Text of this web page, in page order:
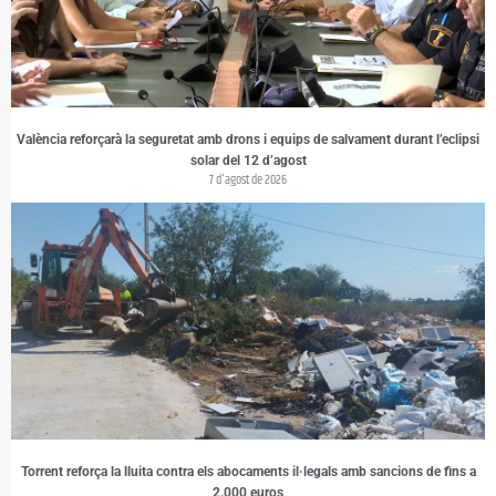
València reforçarà la seguretat amb drons i equips de salvament durant l’eclipsi
solar del 12 d’agost
7 d'agost de 2026
Torrent reforça la lluita contra els abocaments il·legals amb sancions de fins a